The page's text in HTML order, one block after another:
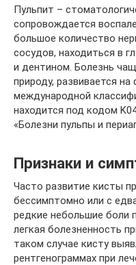
Пульпит –
сопровождается
большое количество
сосудов, находиться в
и дентином. Болезнь
природу, развивается
международной
находится под кодом
«Болезни пульпы и
Признаки и
Часто развитие кисты
бессимптомно или с
редкие небольшие боли
легкая болезненность
таком случае кисту
рентгенограммах при